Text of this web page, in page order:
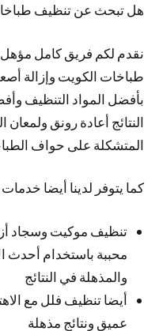
هل تبحث عن تنظيف
نقدم لكم فريق كامل مؤهل
طباخات الكويت وإزالة
بأفضل المواد التنظيف
النتائج أعادة رونق ولمعان
المتشكلة على حواف
كما يتوفر لدينا أيضا
تنظيف موكيت وسجاد
محببة باستخدام أحدث
والمذهلة في النتائج
أيضا تنظيف فلل مع
عميق ونتائج مذهلة